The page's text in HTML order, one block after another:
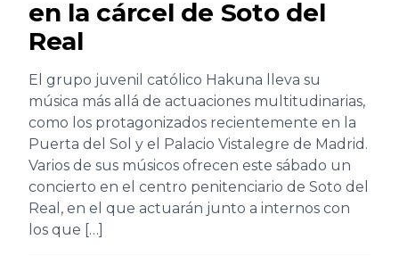
en la cárcel de Soto del
Real
El grupo juvenil católico Hakuna lleva su
música más allá de actuaciones multitudinarias,
como los protagonizados recientemente en la
Puerta del Sol y el Palacio Vistalegre de Madrid.
Varios de sus músicos ofrecen este sábado un
concierto en el centro penitenciario de Soto del
Real, en el que actuarán junto a internos con
los que […]